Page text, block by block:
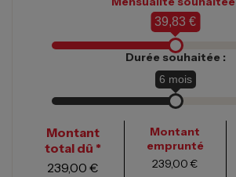
39,83 €
Durée souhaitée :
6 mois
Montant
total dû *
239,00 €
Montant
emprunté
239,00 €